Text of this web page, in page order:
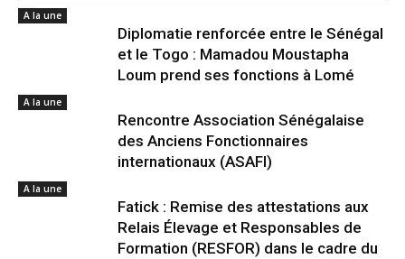
A la une
Diplomatie renforcée entre le Sénégal
et le Togo : Mamadou Moustapha
Loum prend ses fonctions à Lomé
A la une
Rencontre Association Sénégalaise
des Anciens Fonctionnaires
internationaux (ASAFI)
A la une
Fatick : Remise des attestations aux
Relais Élevage et Responsables de
Formation (RESFOR) dans le cadre du